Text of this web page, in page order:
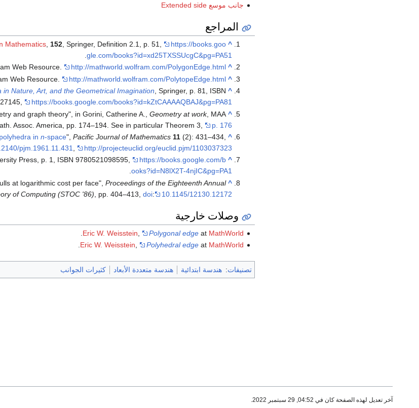
جانب موسع Extended side
المراجع
^
Mathematics 152 , Springer, Definition 2.1, p. 51
https://books.goo
gle.com/books?id=xd25TXSSUcgC&pg=PA51
.
^
Web Resource.
http://mathworld.wolfram.com/PolygonEdge.html
^
Web Resource.
http://mathworld.wolfram.com/PolytopeEdge.html
^
Nature, Art, and the Geometrical Imagination , Springer, p. 81, ISBN
https://books.google.com/books?id=kZtCAAAAQBAJ&pg=PA81
^
and graph theory", in Gorini, Catherine A.,Geometry at work, MAA
Assoc. America, pp. 174–194 . See in particular Theorem 3, p. 176
^
inn-space",Pacific Journal of Mathematics 11 (2): 431–434,
pjm.1961.11.431 http://projecteuclid.org/euclid.pjm/1103037323
^
Press, p. 1, ISBN 9780521098595,
https://books.google.com/b
ooks?id=N8lX2T-4njIC&pg=PA1
.
^
at logarithmic cost per face",Proceedings of the Eighteenth Annual
of Computing (STOC '86) , pp. 404–413,doi: 10.1145/12130.12172
وصلات خارجية
Eric W. Weisstein Polygonal edgeat MathWorld
Eric W. Weisstein, Polyhedral edgeat MathWorld
.
تصنيفات: هندسة ابتدائية هندسة متعددة الأبعاد كثيرات الجوانب
آخر تعديل لهذه الصفحة كان في 04:52, 29 سبتمبر 2022.